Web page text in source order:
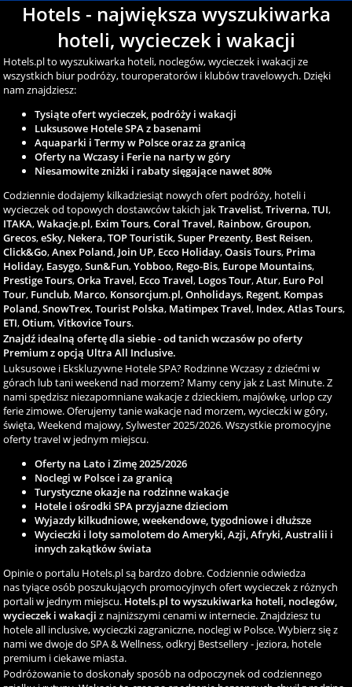
Hotels - największa wyszukiwarka
hoteli, wycieczek i wakacji
Hotels.pl to wyszukiwarka hoteli, noclegów, wycieczek i wakacji ze
wszystkich biur podróży, touroperatorów i klubów travelowych. Dzięki
nam znajdziesz:
Tysiąte ofert wycieczek, podróży i wakacji
Luksusowe Hotele SPA z basenami
Aquaparki i Termy w Polsce oraz za granicą
Oferty na Wczasy i Ferie na narty w góry
Niesamowite zniżki i rabaty sięgające nawet 80%
Codziennie dodajemy kilkadziesiąt nowych ofert podróży, hoteli i
wycieczek od topowych dostawców takich jakTravelist,Triverna,TUI,
ITAKA,Wakacje.pl, Exim Tours,Coral Travel, Rainbow,Groupon,
Grecos,eSky, Nekera,TOP Touristik,Super Prezenty, Best Reisen,
Click&Go,Anex Poland, Join UP, Ecco Holiday,Oasis Tours, Prima
Holiday, Easygo,Sun&Fun,Yobboo, Rego-Bis, Europe Mountains,
Prestige Tours,Orka Travel, Ecco Travel, Logos Tour,Atur, Euro Pol
Tour, Funclub, Marco, Konsorcjum.pl,Onholidays, Regent, Kompas
Poland,SnowTrex,Tourist Polska, Matimpex Travel, Index,Atlas Tours,
ETI,Otium,Vitkovice Tours.
Znajdź idealną ofertę dla siebie - od tanich wczasów po oferty
Premium z opcją Ultra All Inclusive.
Luksusowe i Ekskluzywne Hotele SPA? Rodzinne Wczasy z dziećmi w
górach lub tani weekend nad morzem? Mamy ceny jak z Last Minute. Z
nami spędzisz niezapomniane wakacje z dzieckiem, majówkę, urlop czy
ferie zimowe. Oferujemy tanie wakacje nad morzem, wycieczki w góry,
święta, Weekend majowy, Sylwester 2025/2026. Wszystkie promocyjne
oferty travel w jednym miejscu.
Oferty na Lato i Zimę 2025/2026
Noclegi w Polsce i za granicą
Turystyczne okazje na rodzinne wakacje
Hotele i ośrodki SPA przyjazne dzieciom
Wyjazdy kilkudniowe, weekendowe, tygodniowe i dłuższe
Wycieczki i loty samolotem do Ameryki, Azji, Afryki, Australii i
innych zakątków świata
Opinie o portalu Hotels.pl są bardzo dobre. Codziennie odwiedza
nas tyiące osób poszukujących promocyjnych ofert wycieczek z różnych
portali w jednym miejscu. Hotels.pl to wyszukiwarka hoteli, noclegów,
wycieczek i wakacji z najniższymi cenami w internecie. Znajdziesz tu
hotele all inclusive, wycieczki zagraniczne, noclegi w Polsce. Wybierz się z
nami we dwoje do SPA & Wellness, odkryj Bestsellery - jeziora, hotele
premium i ciekawe miasta.
Podróżowanie to doskonały sposób na odpoczynek od codziennego